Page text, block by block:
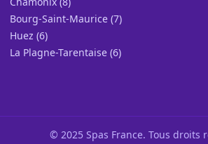
Bourg-Saint-Maurice (7)
Huez (6)
La Plagne-Tarentaise (6)
© 2025 Spas France. Tous droits